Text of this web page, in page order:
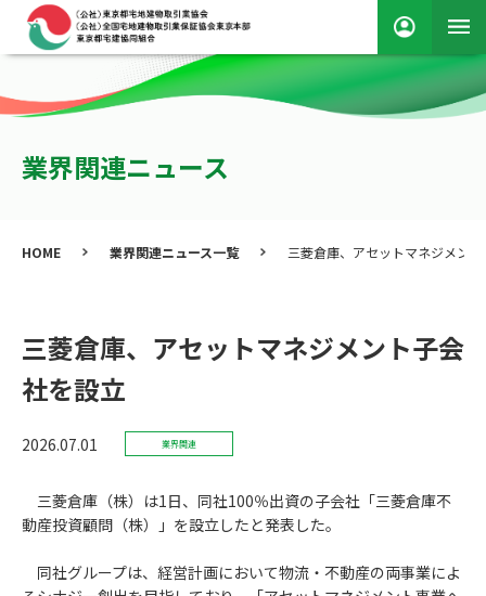
業界関連ニュース
HOME 業界関連ニュース一覧 三菱倉庫、アセットマネジメン
三菱倉庫、アセットマネジメント子会
社を設立
2026.07.01 業界関連
三菱倉庫（株）は1日、同社100％出資の子会社「三菱倉庫不
動産投資顧問（株）」を設立したと発表した。
同社グループは、経営計画において物流・不動産の両事業によ